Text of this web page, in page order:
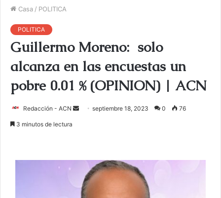
Casa / POLITICA
POLITICA
Guillermo Moreno: solo
alcanza en las encuestas un
pobre 0.01 % (OPINION) | ACN
Redacción - ACN
n
septiembre 18, 2023 0 76
3 minutos de lectura